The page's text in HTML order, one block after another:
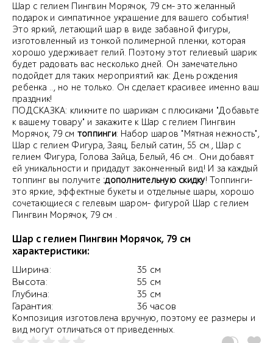
Шар с гелием Пингвин Морячок, 79 см- это желанный
подарок и симпатичное украшение для вашего события!
Это яркий, летающий шар в виде забавной фигуры,
изготовленный из тонкой полимерной пленки, которая
хорошо удерживает гелий. Поэтому этот гелиевый шарик
будет радовать вас несколько дней. Он замечательно
подойдет для таких мероприятий как: День рождения
ребенка .., но не только. Он сделает красивее именно ваш
праздник!
ПОДСКАЗКА: кликните по шарикам с плюсиками "Добавьте
к вашему товару" и закажите к Шар с гелием Пингвин
Морячок, 79 см топпинги: Набор шаров "Мятная нежность",
Шар с гелием Фигура, Заяц, Белый сатин, 55 см., Шар с
гелием Фигура, Голова Зайца, Белый, 46 см.. Они добавят
ей уникальности и придадут законченный вид! И за каждый
топпинг вы получите :дополнительную скидку! Топпинги-
это яркие, эффектные букеты и отдельные шары, хорошо
сочетающиеся с гелевым шаром- фигурой Шар с гелием
Пингвин Морячок, 79 см .
Шар с гелием Пингвин Морячок, 79 см
характеристики:
Ширина:
Высота:
Глубина:
Гарантия:
35 см
55 см
35 см
36 часов
Композиция изготовлена вручную, поэтому ее размеры и
вид могут отличаться от приведенных.